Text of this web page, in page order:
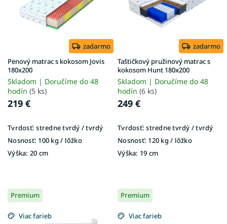
u
k
t
o
v
zadarmo
Penový matrac s kokosom Jovis
180x200
Skladom | Doručíme do 48
hodín (5 ks)
219 €
Tvrdosť: stredne tvrdý / tvrdý
Nosnosť: 100 kg / lôžko
Výška: 20 cm
zadarmo
Taštičkový pružinový matrac s
kokosom Hunt 180x200
Skladom | Doručíme do 48
hodín (6 ks)
249 €
Tvrdosť: stredne tvrdý / tvrdý
Nosnosť: 120 kg / lôžko
Výška: 19 cm
Premium
Viac farieb
Premium
Viac farieb